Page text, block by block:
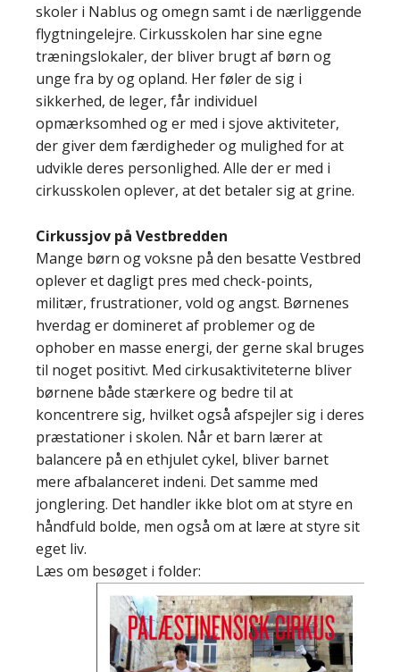
skoler i Nablus og omegn samt i de nærliggende
flygtningelejre. Cirkusskolen har sine egne
træningslokaler, der bliver brugt af børn og
unge fra by og opland. Her føler de sig i
sikkerhed, de leger, får individuel
opmærksomhed og er med i sjove aktiviteter,
der giver dem færdigheder og mulighed for at
udvikle deres personlighed. Alle der er med i
cirkusskolen oplever, at det betaler sig at grine.
Cirkussjov på Vestbredden
Mange børn og voksne på den besatte Vestbred
oplever et dagligt pres med check-points,
militær, frustrationer, vold og angst. Børnenes
hverdag er domineret af problemer og de
ophober en masse energi, der gerne skal bruges
til noget positivt. Med cirkusaktiviteterne bliver
børnene både stærkere og bedre til at
koncentrere sig, hvilket også afspejler sig i deres
præstationer i skolen. Når et barn lærer at
balancere på en ethjulet cykel, bliver barnet
mere afbalanceret indeni. Det samme med
jonglering. Det handler ikke blot om at styre en
håndfuld bolde, men også om at lære at styre sit
eget liv.
Læs om besøget i folder: